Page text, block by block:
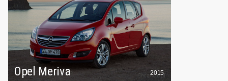
Opel Meriva 2015